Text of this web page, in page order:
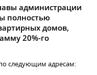
администрации
полностью
домов,
20%-го
следующим адресам: